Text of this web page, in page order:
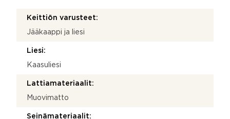
Keittiön varusteet:
Jääkaappi ja liesi
Liesi:
Kaasuliesi
Lattiamateriaalit:
Muovimatto
Seinämateriaalit: